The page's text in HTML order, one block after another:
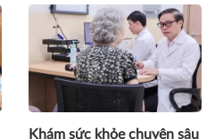
Khám sức khỏe chuyên sâu